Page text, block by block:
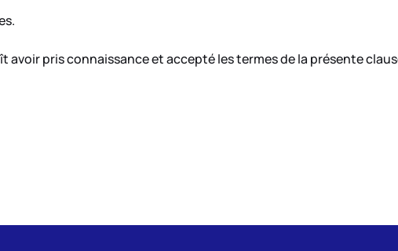
pris connaissance et accepté les termes de la présente